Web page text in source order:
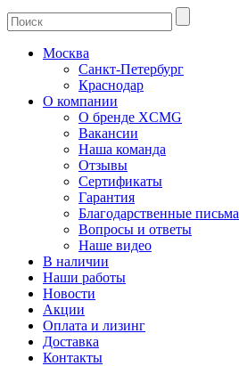
Москва
Санкт-Петербург
Краснодар
О компании
О бренде XCMG
Вакансии
Наша команда
Отзывы
Сертификаты
Гарантия
Благодарственные письма
Вопросы и ответы
Наше видео
В наличии
Наши работы
Новости
Акции
Оплата и лизинг
Доставка
Контакты